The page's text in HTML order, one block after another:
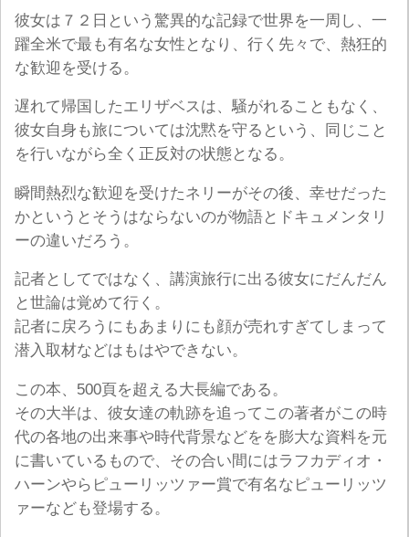
彼女は７２日という驚異的な記録で世界を一周し、一
躍全米で最も有名な女性となり、行く先々で、熱狂的
な歓迎を受ける。
遅れて帰国したエリザベスは、騒がれることもなく、
彼女自身も旅については沈黙を守るという、同じこと
を行いながら全く正反対の状態となる。
瞬間熱烈な歓迎を受けたネリーがその後、幸せだった
かというとそうはならないのが物語とドキュメンタリ
ーの違いだろう。
記者としてではなく、講演旅行に出る彼女にだんだん
と世論は覚めて行く。
記者に戻ろうにもあまりにも顔が売れすぎてしまって
潜入取材などはもはやできない。
この本、500頁を超える大長編である。
その大半は、彼女達の軌跡を追ってこの著者がこの時
代の各地の出来事や時代背景などをを膨大な資料を元
に書いているもので、その合い間にはラフカディオ・
ハーンやらピューリッツァー賞で有名なピューリッツ
ァーなども登場する。